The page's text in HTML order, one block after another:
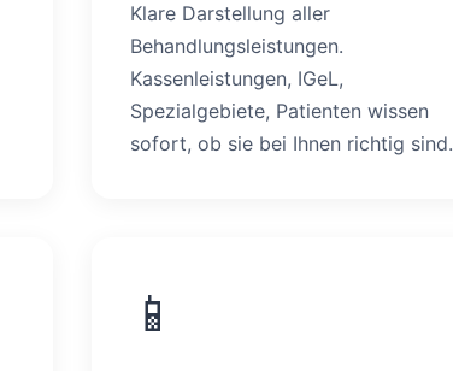
Klare Darstellung aller
Behandlungsleistungen.
Kassenleistungen, IGeL,
Spezialgebiete, Patienten wissen
sofort, ob sie bei Ihnen richtig sind.
📱